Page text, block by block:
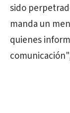
sido
manda un
quienes